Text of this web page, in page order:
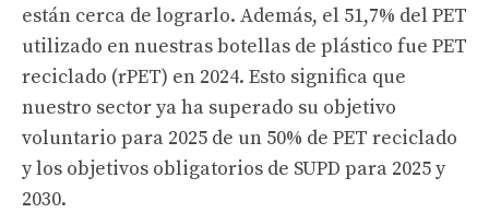
están cerca de lograrlo. Además, el 51,7% del PET
utilizado en nuestras botellas de plástico fue PET
reciclado (rPET) en 2024. Esto significa que
nuestro sector ya ha superado su objetivo
voluntario para 2025 de un 50% de PET reciclado
y los objetivos obligatorios de SUPD para 2025 y
2030.